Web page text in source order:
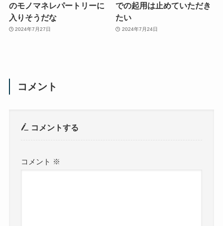
のモノマネレパートリーに
入りそうだな
2024年7月27日
での起用は止めていただき
たい
2024年7月24日
コメント
コメントする
コメント ※